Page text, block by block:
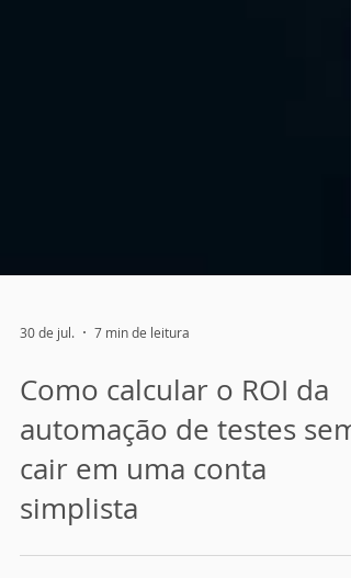
30 de jul. 7 min de leitura
Como calcular o ROI da
automação de testes sem
cair em uma conta
simplista